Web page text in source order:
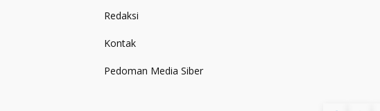
Redaksi
Kontak
Pedoman Media Siber